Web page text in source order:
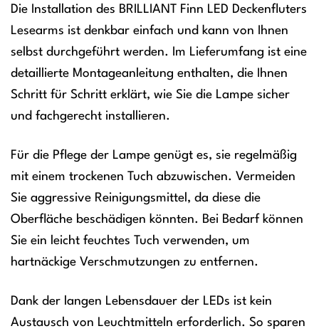
Die Installation des BRILLIANT Finn LED Deckenfluters
Lesearms ist denkbar einfach und kann von Ihnen
selbst durchgeführt werden. Im Lieferumfang ist eine
detaillierte Montageanleitung enthalten, die Ihnen
Schritt für Schritt erklärt, wie Sie die Lampe sicher
und fachgerecht installieren.
Für die Pflege der Lampe genügt es, sie regelmäßig
mit einem trockenen Tuch abzuwischen. Vermeiden
Sie aggressive Reinigungsmittel, da diese die
Oberfläche beschädigen könnten. Bei Bedarf können
Sie ein leicht feuchtes Tuch verwenden, um
hartnäckige Verschmutzungen zu entfernen.
Dank der langen Lebensdauer der LEDs ist kein
Austausch von Leuchtmitteln erforderlich. So sparen